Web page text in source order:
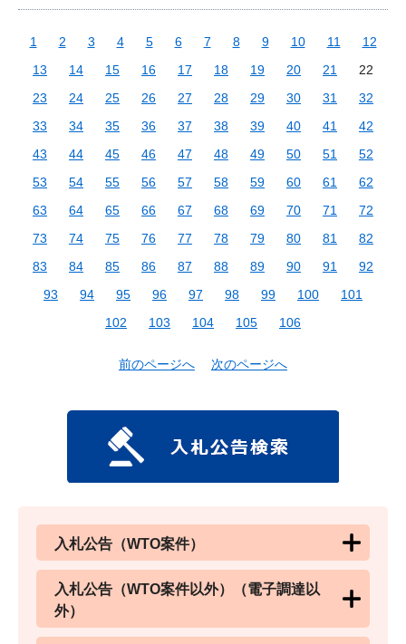
1 2 3 4 5 6 7 8 9 10 11
12
13
14 15 16 17 18 19 20 21
22
23
24 25 26 27 28 29 30 31
32
33
34 35 36 37 38 39 40 41
42
43
44 45 46 47 48 49 50 51
52
53
54 55 56 57 58 59 60 61
62
63
64 65 66 67 68 69 70 71
72
73
74 75 76 77 78 79 80 81
82
83
84 85 86 87 88 89 90 91
92
93
94 95 96 97 98 99 100
101
102
103 104 105 106
前のページへ 次のページへ
入札公告（WTO案件）
入札公告（WTO案件以外）（電子調達以
外）